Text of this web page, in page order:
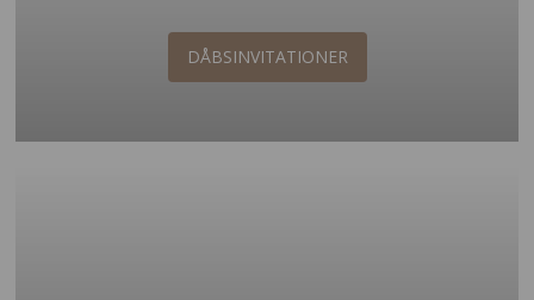
DÅBSINVITATIONER